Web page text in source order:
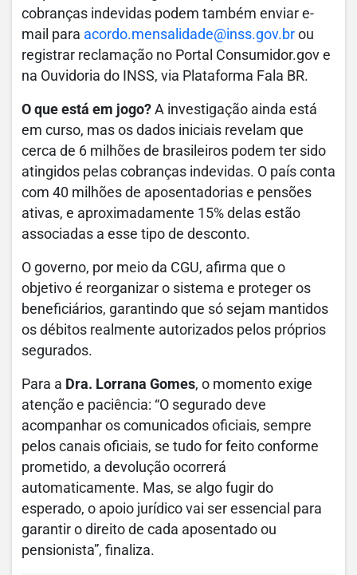
cobranças indevidas podem também enviar e-
mail para acordo.mensalidade@inss.gov.br ou
registrar reclamação no Portal Consumidor.gov e
na Ouvidoria do INSS, via Plataforma Fala BR.
O que está em jogo? A investigação ainda está
em curso, mas os dados iniciais revelam que
cerca de 6 milhões de brasileiros podem ter sido
atingidos pelas cobranças indevidas. O país conta
com 40 milhões de aposentadorias e pensões
ativas, e aproximadamente 15% delas estão
associadas a esse tipo de desconto.
O governo, por meio da CGU, afirma que o
objetivo é reorganizar o sistema e proteger os
beneficiários, garantindo que só sejam mantidos
os débitos realmente autorizados pelos próprios
segurados.
Para a Dra. Lorrana Gomes, o momento exige
atenção e paciência: “O segurado deve
acompanhar os comunicados oficiais, sempre
pelos canais oficiais, se tudo for feito conforme
prometido, a devolução ocorrerá
automaticamente. Mas, se algo fugir do
esperado, o apoio jurídico vai ser essencial para
garantir o direito de cada aposentado ou
pensionista”, finaliza.